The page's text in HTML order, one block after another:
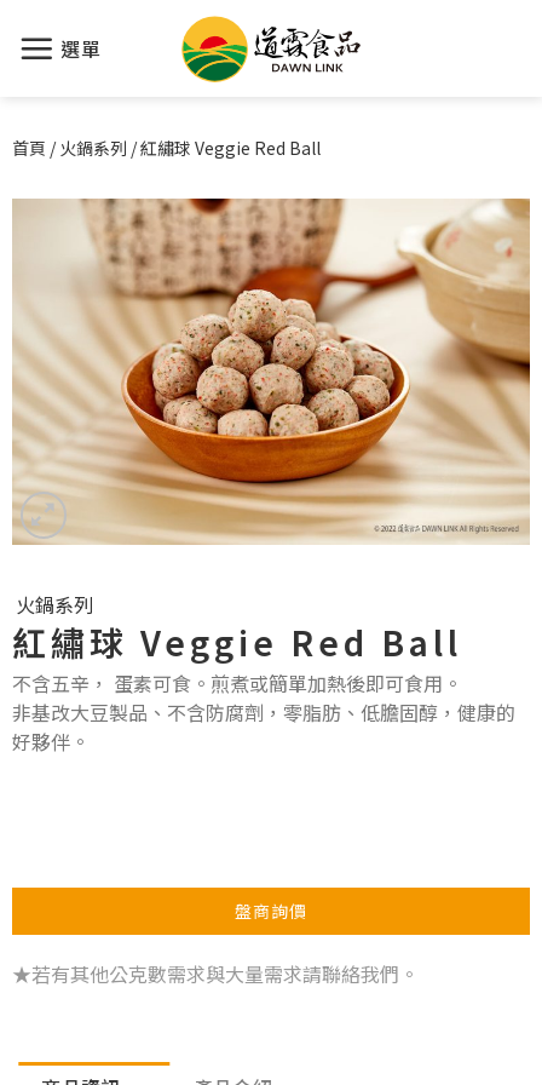
選單
首頁 / 火鍋系列 /紅繡球 Veggie Red Ball
火鍋系列
紅繡球 Veggie Red Ball
不含五辛， 蛋素可食。煎煮或簡單加熱後即可食用。
非基改大豆製品、不含防腐劑，零脂肪、低膽固醇，健康的
好夥伴。
盤商詢價
★若有其他公克數需求與大量需求請聯絡我們。